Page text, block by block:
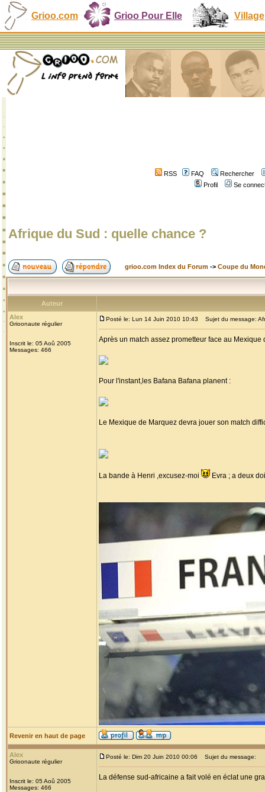
Grioo.com Grioo Pour Elle Village
RSS FAQ
Rechercher
Profil
Se
Afrique du Sud : quelle chance ?
grioo.com Index du Forum -> Coupe du
Auteur
Alex
Grioonaute régulier
Inscrit le: 05 Aoû 2005
Messages: 466
Posté le: Lun 14 Juin 2010 10:43 Sujet du message:
Après un match assez prometteur face au
Pour l'instant,les Bafana Bafana planent :
Le Mexique de Marquez devra jouer son match
La bande à Henri ,excusez-moi Evra ; a deux
Revenir en haut de page
Alex
Grioonaute régulier
Inscrit le: 05 Aoû 2005
Messages: 466
Posté le: Dim 20 Juin 2010 00:06 Sujet du message:
La défense sud-africaine a fait volé en éclat une